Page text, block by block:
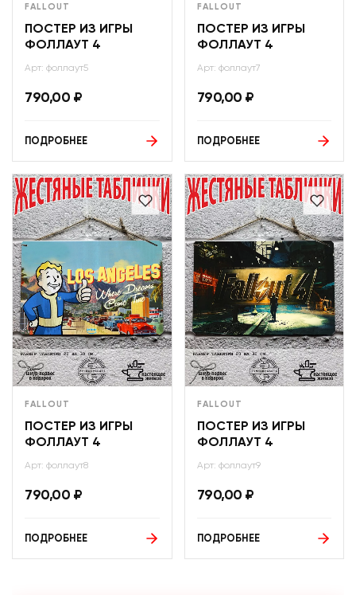
FALLOUT
ПОСТЕР ИЗ ИГРЫ
ФОЛЛАУТ 4
Арт: фоллаут5
790,00 ₽
ПОДРОБНЕЕ
FALLOUT
ПОСТЕР ИЗ ИГРЫ
ФОЛЛАУТ 4
Арт: фоллаут7
790,00 ₽
ПОДРОБНЕЕ
FALLOUT
ПОСТЕР ИЗ ИГРЫ
ФОЛЛАУТ 4
Арт: фоллаут8
790,00 ₽
ПОДРОБНЕЕ
FALLOUT
ПОСТЕР ИЗ ИГРЫ
ФОЛЛАУТ 4
Арт: фоллаут9
790,00 ₽
ПОДРОБНЕЕ